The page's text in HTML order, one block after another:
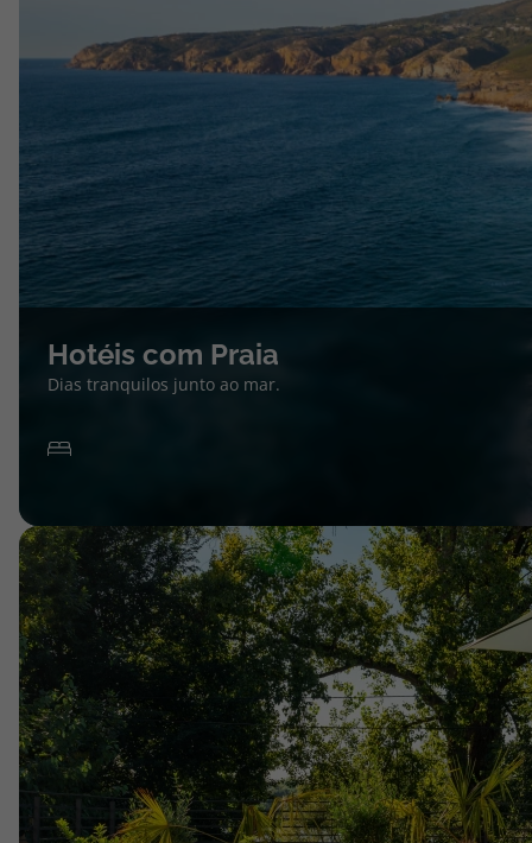
Hotéis com Praia
Dias tranquilos junto ao mar.